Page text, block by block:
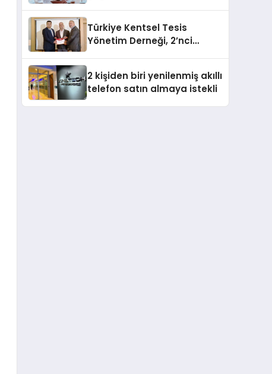
Türkiye Kentsel Tesis
Yönetim Derneği, 2’nci
2 kişiden biri yenilenmiş akıllı
telefon satın almaya istekli